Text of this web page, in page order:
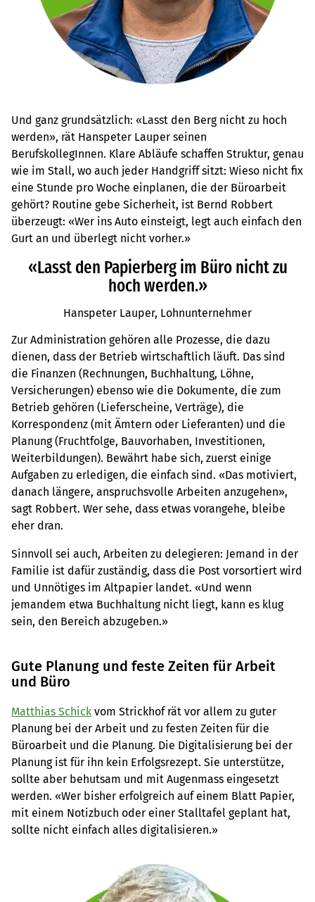
Und ganz grundsätzlich: «Lasst den Berg nicht zu hoch
werden», rät Hanspeter Lauper seinen
BerufskollegInnen. Klare Abläufe schaffen Struktur, genau
wie im Stall, wo auch jeder Handgriff sitzt: Wieso nicht fix
eine Stunde pro Woche einplanen, die der Büroarbeit
gehört? Routine gebe Sicherheit, ist Bernd Robbert
überzeugt: «Wer ins Auto einsteigt, legt auch einfach den
Gurt an und überlegt nicht vorher.»
«Lasst den Papierberg im Büro nicht zu
hoch werden.»
Hanspeter Lauper, Lohnunternehmer
Zur Administration gehören alle Prozesse, die dazu
dienen, dass der Betrieb wirtschaftlich läuft. Das sind
die Finanzen (Rechnungen, Buchhaltung, Löhne,
Versicherungen) ebenso wie die Dokumente, die zum
Betrieb gehören (Lieferscheine, Verträge), die
Korrespondenz (mit Ämtern oder Lieferanten) und die
Planung (Fruchtfolge, Bauvorhaben, Investitionen,
Weiterbildungen). Bewährt habe sich, zuerst einige
Aufgaben zu erledigen, die einfach sind. «Das motiviert,
danach längere, anspruchsvolle Arbeiten anzugehen»,
sagt Robbert. Wer sehe, dass etwas vorangehe, bleibe
eher dran.
Sinnvoll sei auch, Arbeiten zu delegieren: Jemand in der
Familie ist dafür zuständig, dass die Post vorsortiert wird
und Unnötiges im Altpapier landet. «Und wenn
jemandem etwa Buchhaltung nicht liegt, kann es klug
sein, den Bereich abzugeben.»
Gute Planung und feste Zeiten für Arbeit
und Büro
Matthias Schick vom Strickhof rät vor allem zu guter
Planung bei der Arbeit und zu festen Zeiten für die
Büroarbeit und die Planung. Die Digitalisierung bei der
Planung ist für ihn kein Erfolgsrezept. Sie unterstütze,
sollte aber behutsam und mit Augenmass eingesetzt
werden. «Wer bisher erfolgreich auf einem Blatt Papier,
mit einem Notizbuch oder einer Stalltafel geplant hat,
sollte nicht einfach alles digitalisieren.»